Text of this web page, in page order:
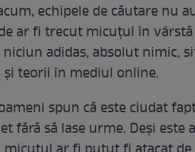
echipele de căutare nu
ar fi trecut micuțul în
niciun adidas, absolut nimic,
și teorii în mediul online.
spun că este ciudat
fără să lase urme. Deși